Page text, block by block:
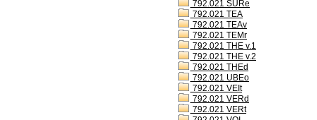
792.021 SURe
792.021 TEA
792.021 TEAv
792.021 TEMr
792.021 THE v.1
792.021 THE v.2
792.021 THEd
792.021 UBEo
792.021 VEIt
792.021 VERd
792.021 VERt